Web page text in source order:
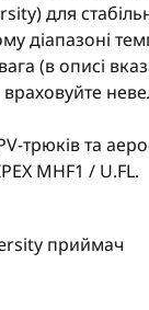
для
діапазоні
(в описі
трюків та
MHF1 / U.FL.
приймач